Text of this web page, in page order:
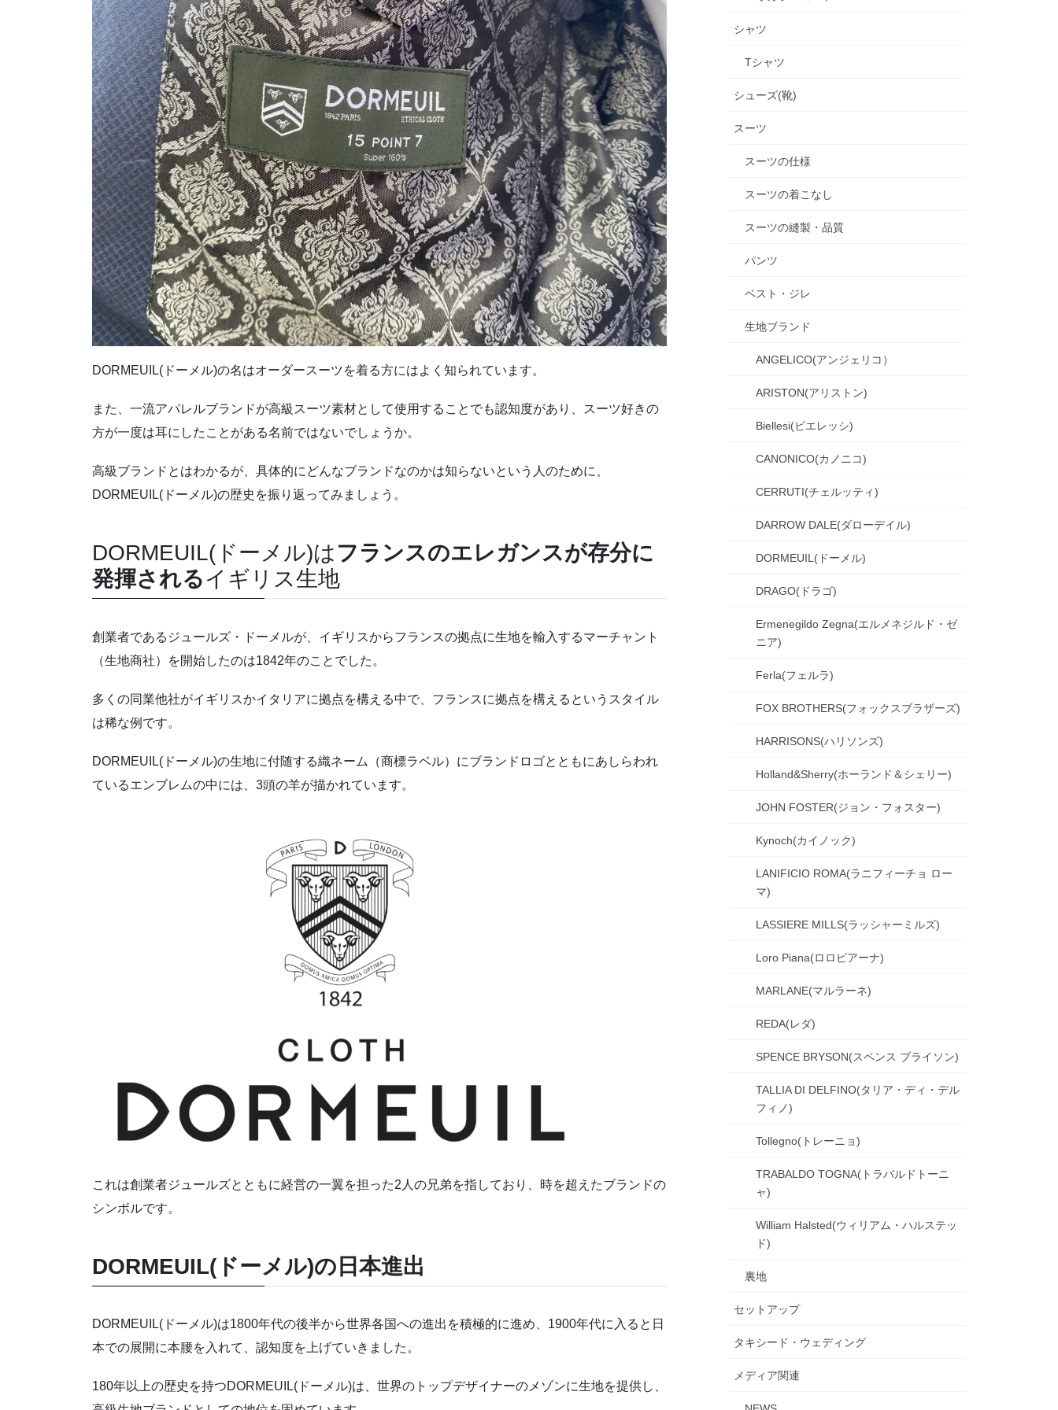
DORMEUIL(ドーメル)の名はオーダースーツを着る方にはよく知られています。
また、一流アパレルブランドが高級スーツ素材として使用することでも認知度があり、スーツ好きの
方が一度は耳にしたことがある名前ではないでしょうか。
高級ブランドとはわかるが、具体的にどんなブランドなのかは知らないという人のために、
DORMEUIL(ドーメル)の歴史を振り返ってみましょう。
DORMEUIL(ドーメル)はフランスのエレガンスが存分に
発揮されるイギリス生地
創業者であるジュールズ・ドーメルが、イギリスからフランスの拠点に生地を輸入するマーチャント
（生地商社）を開始したのは1842年のことでした。
多くの同業他社がイギリスかイタリアに拠点を構える中で、フランスに拠点を構えるというスタイル
は稀な例です。
DORMEUIL(ドーメル)の生地に付随する織ネーム（商標ラベル）にブランドロゴとともにあしらわれ
ているエンブレムの中には、3頭の羊が描かれています。
これは創業者ジュールズとともに経営の一翼を担った2人の兄弟を指しており、時を超えたブランドの
シンボルです。
DORMEUIL(ドーメル)の日本進出
DORMEUIL(ドーメル)は1800年代の後半から世界各国への進出を積極的に進め、1900年代に入ると日
本での展開に本腰を入れて、認知度を上げていきました。
180年以上の歴史を持つDORMEUIL(ドーメル)は、世界のトップデザイナーのメゾンに生地を提供し、
シャツ
Tシャツ
シューズ(靴)
スーツ
スーツの仕様
スーツの着こなし
スーツの縫製・品質
パンツ
ベスト・ジレ
生地ブランド
ANGELICO(アンジェリコ）
ARISTON(アリストン)
Biellesi(ビエレッシ)
CANONICO(カノニコ)
CERRUTI(チェルッティ)
DARROW DALE(ダローデイル)
DORMEUIL(ドーメル)
DRAGO(ドラゴ)
Ermenegildo Zegna(エルメネジルド・ゼ
ニア)
Ferla(フェルラ)
FOX BROTHERS(フォックスブラザーズ)
HARRISONS(ハリソンズ)
Holland&Sherry(ホーランド＆シェリー)
JOHN FOSTER(ジョン・フォスター)
Kynoch(カイノック)
LANIFICIO ROMA(ラニフィーチョ ロー
マ)
LASSIERE MILLS(ラッシャーミルズ)
Loro Piana(ロロピアーナ)
MARLANE(マルラーネ)
REDA(レダ)
SPENCE BRYSON(スペンス ブライソン)
TALLIA DI DELFINO(タリア・ディ・デル
フィノ)
Tollegno(トレーニョ)
TRABALDO TOGNA(トラバルドトーニ
ャ)
William Halsted(ウィリアム・ハルステッ
ド)
裏地
セットアップ
タキシード・ウェディング
メディア関連